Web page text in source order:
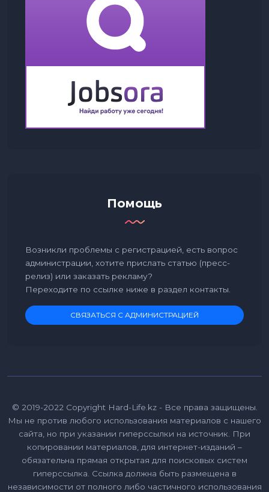
Помощь
Возникли проблемы с регистрацией, есть вопрос
администрации, хотите прислать статью (пресс-
релиз) или заказать рекламу?
Переходите по ссылке ниже в раздел контакты.
СВЯЗАТЬСЯ С АДМИНИСТРАЦИЕЙ
© 2019-2022 Copyright Hard-Life.kz - Все права защищены.
Мы не против любого использования материалов с нашего
сайта, но при указании гиперссылки на источник. При
копировании материалов, для интернет-изданий –
обязательна прямая открытая для поисковых систем
гиперссылка. Ссылка должна быть размещена в
независимости от полного либо частичного использования